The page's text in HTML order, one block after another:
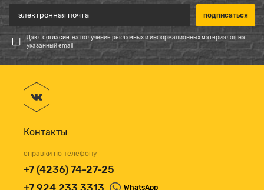
Даю согласие на получение рекламных и информационных материалов на
указанный email
Контакты
справки по телефону
+7 (4236) 74-27-25
WhatsApp